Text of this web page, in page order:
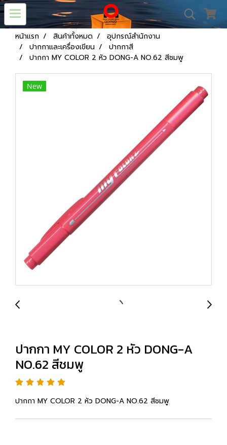
หน้าแรก สินค้าทั้งหมด
อุปกรณ์สำนักงาน
ปากกาและเครื่องเขียน
ปากกาสี
ปากกา MY COLOR 2 หัว DONG-A NO.62 สีชมพู
New
ปากกา MY COLOR 2 หัว DONG-A
NO.62 สีชมพู
ปากกา MY COLOR 2 หัว DONG-A NO.62 สีชมพู